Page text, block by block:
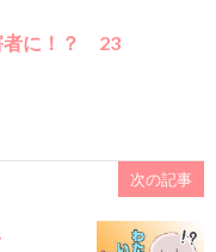
者に！？ 23
次の記事